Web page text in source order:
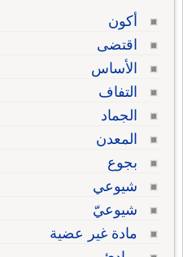
أكون
اقتضى
الأساس
التفاف
الجماد
المعدن
بجوع
شيوعي
شيوعيّ
مادة غير عضية